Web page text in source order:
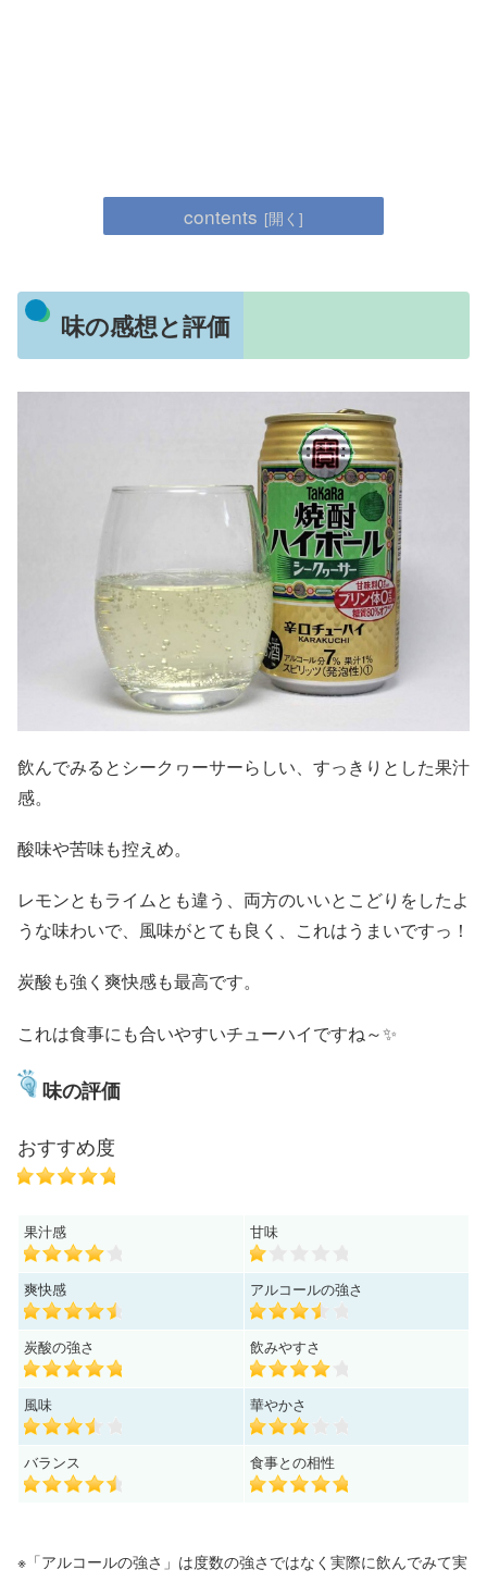
contents
味の感想と評価
飲んでみるとシークヮーサーらしい、すっきりとした果汁
感。
酸味や苦味も控えめ。
レモンともライムとも違う、両方のいいとこどりをしたよ
うな味わいで、風味がとても良く、これはうまいですっ！
炭酸も強く爽快感も最高です。
これは食事にも合いやすいチューハイですね～✨
味の評価
おすすめ度
果汁感 甘味
爽快感 アルコールの強さ
炭酸の強さ 飲みやすさ
風味 華やかさ
バランス 食事との相性
※「アルコールの強さ」は度数の強さではなく実際に飲んでみて実